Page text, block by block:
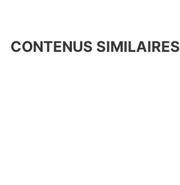
CONTENUS SIMILAIRES